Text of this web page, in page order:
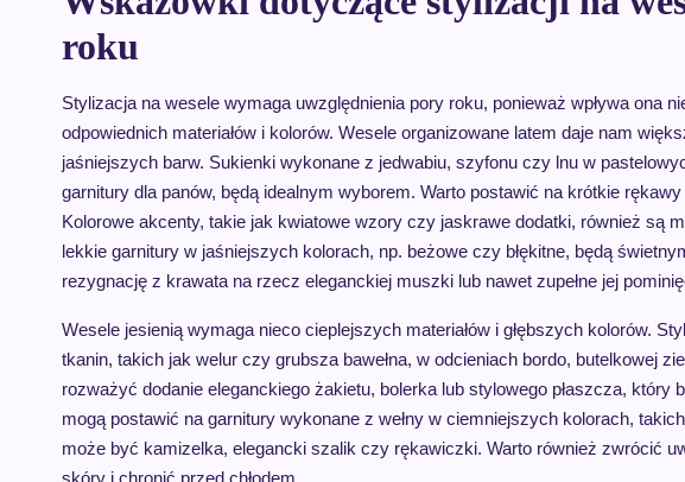
roku
Stylizacja na wesele wymaga uwzględnienia pory roku, ponieważ wpływa ona
odpowiednich materiałów i kolorów. Wesele organizowane latem daje nam
jaśniejszych barw. Sukienki wykonane z jedwabiu, szyfonu czy lnu w
garnitury dla panów, będą idealnym wyborem. Warto postawić na krótkie
Kolorowe akcenty, takie jak kwiatowe wzory czy jaskrawe dodatki, również są
lekkie garnitury w jaśniejszych kolorach, np. beżowe czy błękitne, będą
rezygnację z krawata na rzecz eleganckiej muszki lub nawet zupełne jej
Wesele jesienią wymaga nieco cieplejszych materiałów i głębszych kolorów.
tkanin, takich jak welur czy grubsza bawełna, w odcieniach bordo, butelkowej
rozważyć dodanie eleganckiego żakietu, bolerka lub stylowego płaszcza, który
mogą postawić na garnitury wykonane z wełny w ciemniejszych kolorach,
może być kamizelka, elegancki szalik czy rękawiczki. Warto również zwrócić
skóry i chronić przed chłodem.